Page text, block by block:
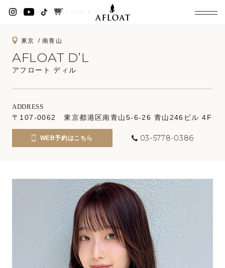
AFLOAT TOP 水山 果歩
東京 南青山
AFLOAT D’L
アフロート ディル
ADDRESS
〒107-0062 東京都港区南青山5-6-26 青山246ビル 4F
WEB予約はこちら 03-5778-0386